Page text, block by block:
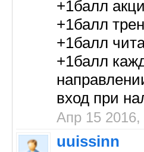
+1балл
+1балл
+1балл
+1балл
вход при
Апр 15 2016,
uuissinn